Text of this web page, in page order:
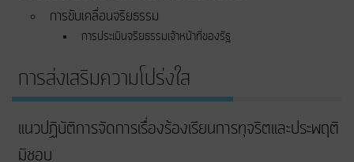
การขับเคลื่อนจริยธรรม
การประเมินจริยธรรมเจ้าหน้าที่ของรัฐ
การส่งเสริมความโปร่งใส
แนวปฏิบัติการจัดการเรื่องร้องเรียนการทุจริตและประพฤติ
มิชอบ